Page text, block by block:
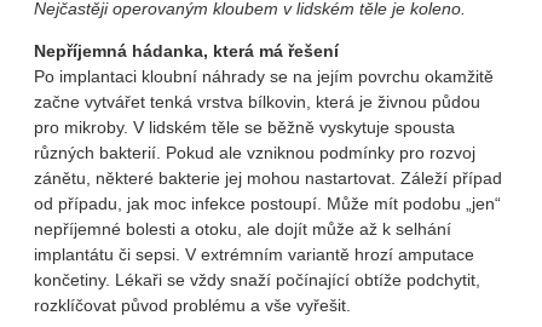
Nejčastěji operovaným kloubem v lidském těle je koleno.
Nepříjemná hádanka, která má řešení
Po implantaci kloubní náhrady se na jejím povrchu okamžitě
začne vytvářet tenká vrstva bílkovin, která je živnou půdou
pro mikroby. V lidském těle se běžně vyskytuje spousta
různých bakterií. Pokud ale vzniknou podmínky pro rozvoj
zánětu, některé bakterie jej mohou nastartovat. Záleží případ
od případu, jak moc infekce postoupí. Může mít podobu „jen“
nepříjemné bolesti a otoku, ale dojít může až k selhání
implantátu či sepsi. V extrémním variantě hrozí amputace
končetiny. Lékaři se vždy snaží počínající obtíže podchytit,
rozklíčovat původ problému a vše vyřešit.